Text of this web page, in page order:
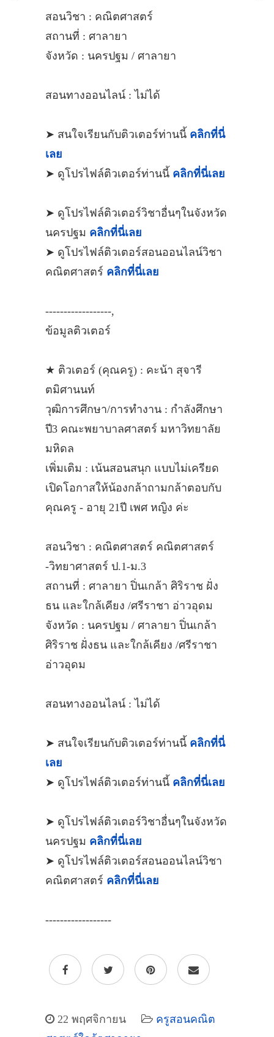
สอนวิชา : คณิตศาสตร์
สถานที่ : ศาลายา
จังหวัด : นครปฐม / ศาลายา
สอนทางออนไลน์ : ไม่ได้
➤ สนใจเรียนกับติวเตอร์ท่านนี้ คลิกที่นี่
เลย
➤ ดูโปรไฟล์ติวเตอร์ท่านนี้ คลิกที่นี่เลย
➤ ดูโปรไฟล์ติวเตอร์วิชาอื่นๆในจังหวัด
นครปฐม คลิกที่นี่เลย
➤ ดูโปรไฟล์ติวเตอร์สอนออนไลน์วิชา
คณิตศาสตร์ คลิกที่นี่เลย
------------------,
ข้อมูลติวเตอร์
★ ติวเตอร์ (คุณครู) : คะน้า​ สุจารี​
ตมิศานนท์​
วุฒิการศึกษา/การทำงาน : กำลังศึกษา
ปี3 คณะพยาบาลศาสตร์ มหาวิทยาลัย
มหิดล
เพิ่มเติม : เน้นสอนสนุก แบบไม่เครียด
เปิดโอกาสให้น้องกล้าถามกล้าตอบกับ
คุณครู - อายุ 21ปี เพศ หญิง ค่ะ
สอนวิชา : คณิตศาสตร์ คณิตศาสตร์​
-วิทยาศาสตร์ ป.1-ม.3
สถานที่ : ศาลายา ปิ่นเกล้า ศิริราช ฝั่ง
ธน และใกล้เคียง /ศรีราชา อ่าวอุดม
จังหวัด : นครปฐม / ศาลายา ปิ่นเกล้า
ศิริราช ฝั่งธน และใกล้เคียง /ศรีราชา
อ่าวอุดม
สอนทางออนไลน์ : ไม่ได้
➤ สนใจเรียนกับติวเตอร์ท่านนี้ คลิกที่นี่
เลย
➤ ดูโปรไฟล์ติวเตอร์ท่านนี้ คลิกที่นี่เลย
➤ ดูโปรไฟล์ติวเตอร์วิชาอื่นๆในจังหวัด
นครปฐม คลิกที่นี่เลย
➤ ดูโปรไฟล์ติวเตอร์สอนออนไลน์วิชา
คณิตศาสตร์ คลิกที่นี่เลย
------------------
22 พฤศจิกายน
ครูสอนคณิต